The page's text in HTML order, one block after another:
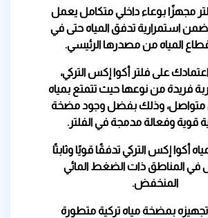
مجهزًا بوعاء داخلي متكامل يعمل
استمرارية تدفق المياه حتى في
المياه من مصدرها الرئيسي.
على فلتر أكوا إكس التركي،
فريدة من نوعها حيث تتمتع بمياه
متواصل، وذلك بفضل وجود مضخة
قوية وفعالة مدمجة في الفلتر.
أكوا إكس التركي تدفقًا قويًا وثابتًا
في المناطق ذات الضغط المائي
المنخفض.
بمضخة مياه تركية متطورة